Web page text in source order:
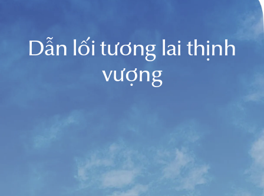
Dẫn lối tương lai thịnh
vượng